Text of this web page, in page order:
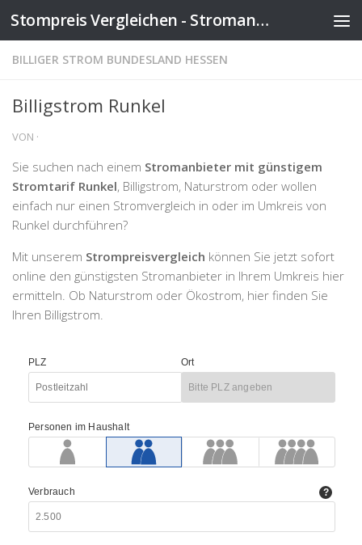
Zum Inhalt springen Stompreis Vergleichen - Stromanbieter wechseln
BILLIGER STROM BUNDESLAND HESSEN
Billigstrom Runkel
VON ·
Sie suchen nach einem Stromanbieter mit günstigem
Stromtarif Runkel, Billigstrom, Naturstrom oder wollen
einfach nur einen Stromvergleich in oder im Umkreis von
Runkel durchführen?
Mit unserem Strompreisvergleich können Sie jetzt sofort
online den günstigsten Stromanbieter in Ihrem Umkreis hier
ermitteln. Ob Naturstrom oder Ökostrom, hier finden Sie
Ihren Billigstrom.